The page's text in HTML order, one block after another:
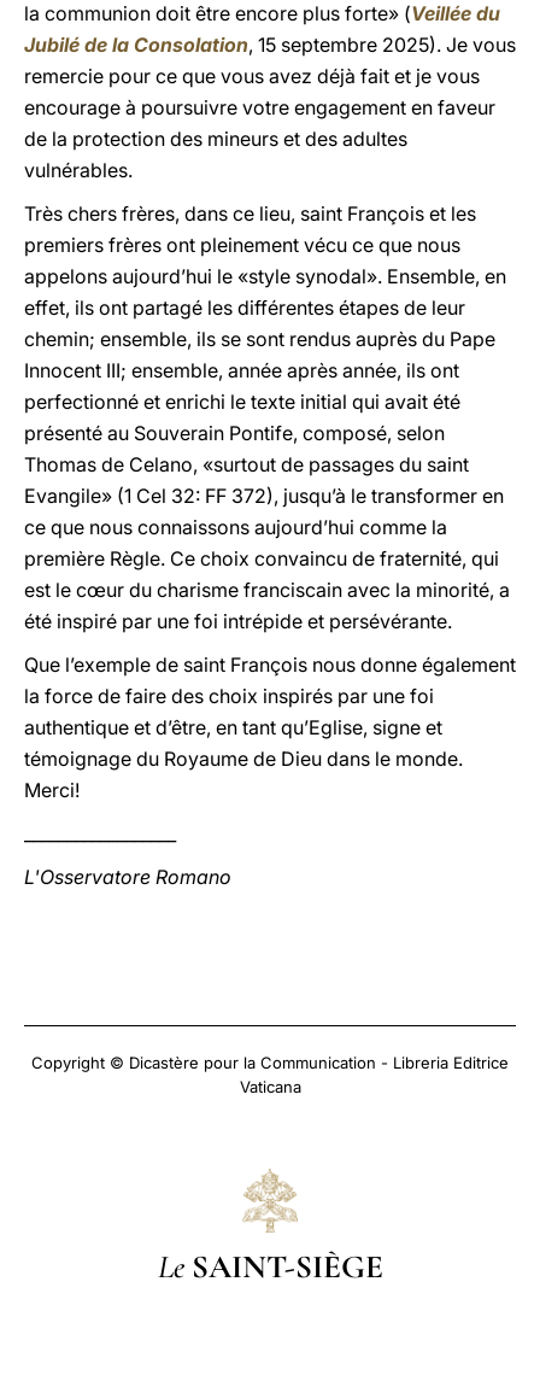
la communion doit être encore plus forte» (Veillée du
Jubilé de la Consolation, 15 septembre 2025). Je vous
remercie pour ce que vous avez déjà fait et je vous
encourage à poursuivre votre engagement en faveur
de la protection des mineurs et des adultes
vulnérables.
Très chers frères, dans ce lieu, saint François et les
premiers frères ont pleinement vécu ce que nous
appelons aujourd’hui le «style synodal». Ensemble, en
effet, ils ont partagé les différentes étapes de leur
chemin; ensemble, ils se sont rendus auprès du Pape
Innocent III; ensemble, année après année, ils ont
perfectionné et enrichi le texte initial qui avait été
présenté au Souverain Pontife, composé, selon
Thomas de Celano, «surtout de passages du saint
Evangile» (1 Cel 32: FF 372), jusqu’à le transformer en
ce que nous connaissons aujourd’hui comme la
première Règle. Ce choix convaincu de fraternité, qui
est le cœur du charisme franciscain avec la minorité, a
été inspiré par une foi intrépide et persévérante.
Que l’exemple de saint François nous donne également
la force de faire des choix inspirés par une foi
authentique et d’être, en tant qu’Eglise, signe et
témoignage du Royaume de Dieu dans le monde.
Merci!
L'Osservatore Romano
Copyright © Dicastère pour la Communication - Libreria Editrice
Vaticana
Le SAINT-SIÈGE